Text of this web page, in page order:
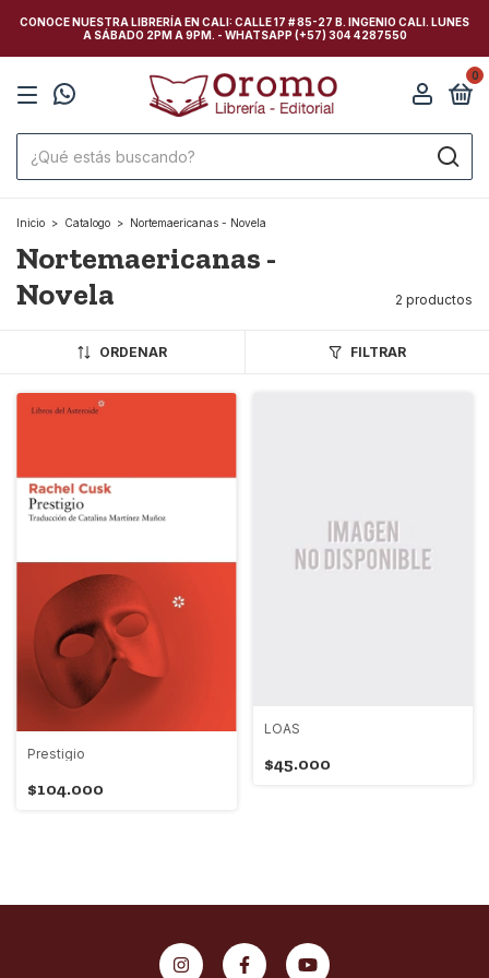
CONOCE NUESTRA LIBRERÍA EN CALI: CALLE 17 # 85-27 B. INGENIO CALI. LUNES
A SÁBADO 2PM A 9PM. - WHATSAPP (+57) 304 4287550
0
Inicio > Catalogo > Nortemaericanas - Novela
Nortemaericanas -
Novela
2 productos
ORDENAR FILTRAR
Prestigio
$104.000
LOAS
$45.000